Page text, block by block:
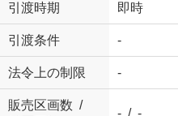
引渡時期 即時
引渡条件 -
法令上の制限 -
販売区画数 /